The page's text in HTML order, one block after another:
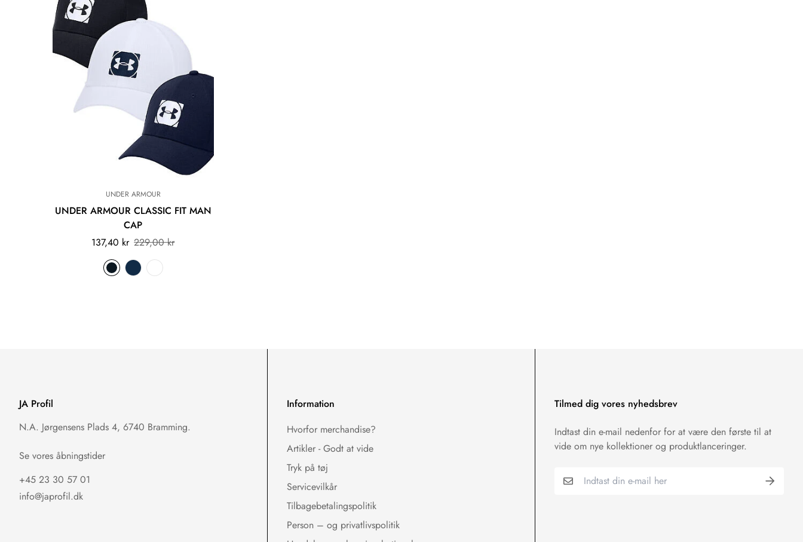
UNDER ARMOUR
UNDER ARMOUR CLASSIC FIT MAN
CAP
137,40 kr 229,00 kr
JA Profil
N.A. Jørgensens Plads 4, 6740 Bramming.
Se vores åbningstider
+45 23 30 57 01
info@japrofil.dk
Information
Hvorfor merchandise?
Artikler - Godt at vide
Tryk på tøj
Servicevilkår
Tilbagebetalingspolitik
Person – og privatlivspolitik
Tilmed dig vores nyhedsbrev
Indtast din e-mail nedenfor for at være den første til at
vide om nye kollektioner og produktlanceringer.